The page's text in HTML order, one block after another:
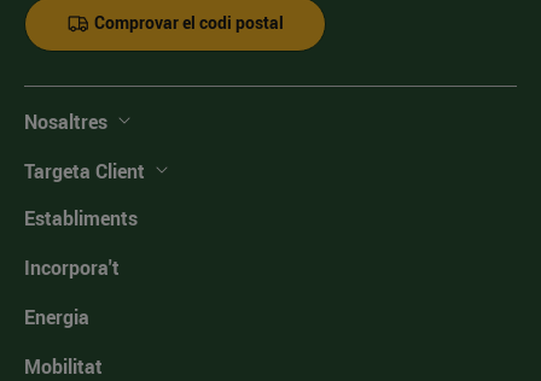
Comprovar el codi postal
Nosaltres
Targeta Client
Establiments
Incorpora't
Energia
Mobilitat